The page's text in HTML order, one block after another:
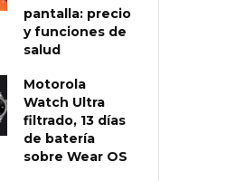
pantalla: precio
y funciones de
salud
Motorola
Watch Ultra
filtrado, 13 días
de batería
sobre Wear OS